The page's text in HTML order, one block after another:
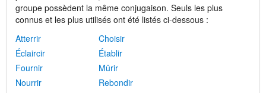
groupe possèdent la même conjugaison. Seuls les plus
connus et les plus utilisés ont été listés ci-dessous :
Atterrir
Choisir
Éclaircir
Établir
Fournir
Mûrir
Nourrir
Rebondir